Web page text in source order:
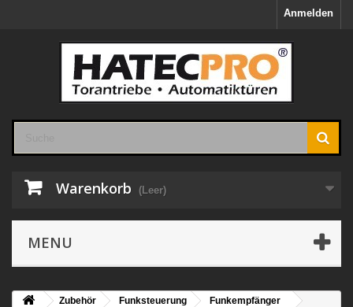
Anmelden
Warenkorb (Leer)
MENU
Zubehör Funksteuerung
Funkempfänger